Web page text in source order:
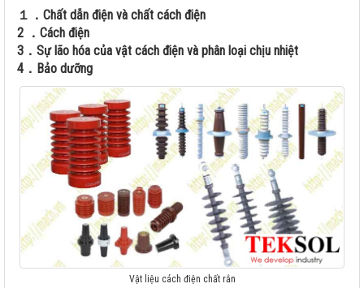
１．Chất dẫn điện và chất cách điện
2 ．Cách điện
3．Sự lão hóa của vật cách điện và phân loại chịu nhiệt
4．Bảo dưỡng
Vật liệu cách điện chất rắn